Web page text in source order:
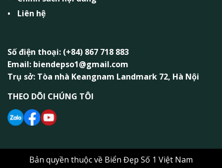
Liên hệ
Số điện thoại: (+84) 867 718 883
Email: biendepso1@gmail.com
Trụ sở: Tòa nhà Keangnam Landmark 72, Hà Nội
THEO DÕI CHÚNG TÔI
Bản quyền thuộc về Biển Đẹp Số 1 Việt Nam